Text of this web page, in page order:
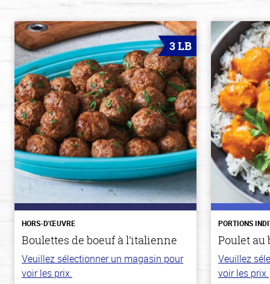
3 LB
HORS-D'ŒUVRE
Boulettes de boeuf à l’italienne
Veuillez sélectionner un magasin pour
voir les prix.
PORTIONS
Poulet au
Veuillez
voir les prix.